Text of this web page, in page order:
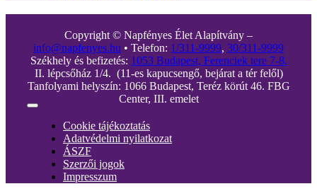
Copyright © Napfényes Élet Alapítvány –
info@napfenyes.hu • Telefon: 1/311-9999, 30/311-9999
Székhely és befizetés: 1053 Budapest, Ferenciek tere 7-8.
II. lépcsőház 1/4. (11-es kapucsengő, bejárat a tér felől)
Tanfolyami helyszín: 1066 Budapest, Teréz körút 46. FBG
Center, III. emelet
Toggle
NavigationCookie tájékoztatás
Adatvédelmi nyilatkozat
ÁSZF
Szerzői jogok
Impresszum